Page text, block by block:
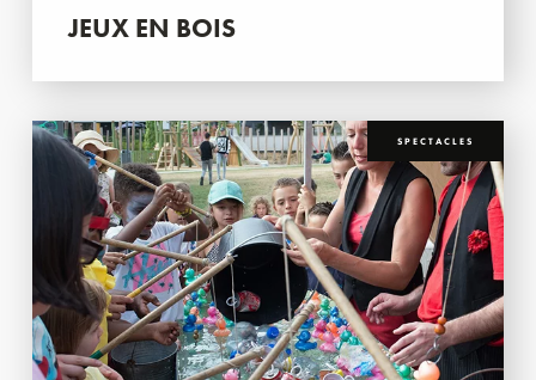
JEUX EN BOIS
SPECTACLES